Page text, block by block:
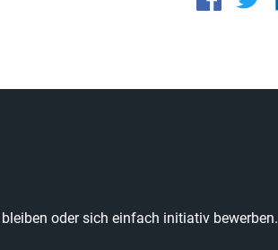
oder sich einfach initiativ bewerben.